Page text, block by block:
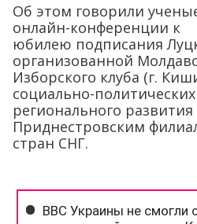
Об этом говорили
онлайн-конференции к
юбилею подписания
организованной
Изборского клуба (г.
социально-
регионального
Приднестровским
стран СНГ.